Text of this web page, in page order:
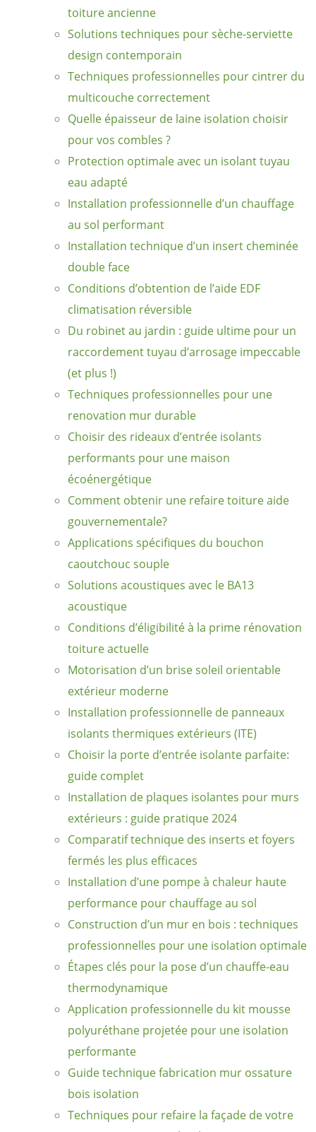
toiture ancienne
Solutions techniques pour sèche-serviette
design contemporain
Techniques professionnelles pour cintrer du
multicouche correctement
Quelle épaisseur de laine isolation choisir
pour vos combles ?
Protection optimale avec un isolant tuyau
eau adapté
Installation professionnelle d’un chauffage
au sol performant
Installation technique d’un insert cheminée
double face
Conditions d’obtention de l’aide EDF
climatisation réversible
Du robinet au jardin : guide ultime pour un
raccordement tuyau d’arrosage impeccable
(et plus !)
Techniques professionnelles pour une
renovation mur durable
Choisir des rideaux d’entrée isolants
performants pour une maison
écoénergétique
Comment obtenir une refaire toiture aide
gouvernementale?
Applications spécifiques du bouchon
caoutchouc souple
Solutions acoustiques avec le BA13
acoustique
Conditions d’éligibilité à la prime rénovation
toiture actuelle
Motorisation d’un brise soleil orientable
extérieur moderne
Installation professionnelle de panneaux
isolants thermiques extérieurs (ITE)
Choisir la porte d’entrée isolante parfaite:
guide complet
Installation de plaques isolantes pour murs
extérieurs : guide pratique 2024
Comparatif technique des inserts et foyers
fermés les plus efficaces
Installation d’une pompe à chaleur haute
performance pour chauffage au sol
Construction d’un mur en bois : techniques
professionnelles pour une isolation optimale
Étapes clés pour la pose d’un chauffe-eau
thermodynamique
Application professionnelle du kit mousse
polyuréthane projetée pour une isolation
performante
Guide technique fabrication mur ossature
bois isolation
Techniques pour refaire la façade de votre